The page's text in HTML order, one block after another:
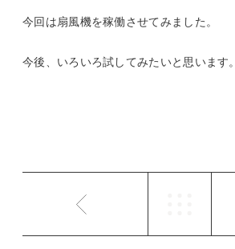
今回は扇風機を稼働させてみました。
今後、いろいろ試してみたいと思います。